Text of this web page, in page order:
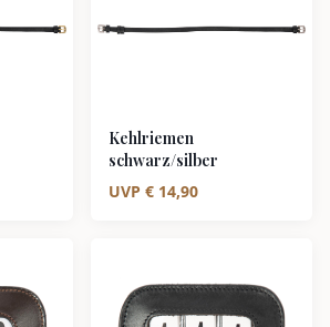
Kehlriemen
schwarz/silber
UVP € 14,90